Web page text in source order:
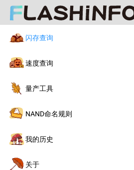
闪存查询
速度查询
量产工具
NAND命名规则
我的历史
关于